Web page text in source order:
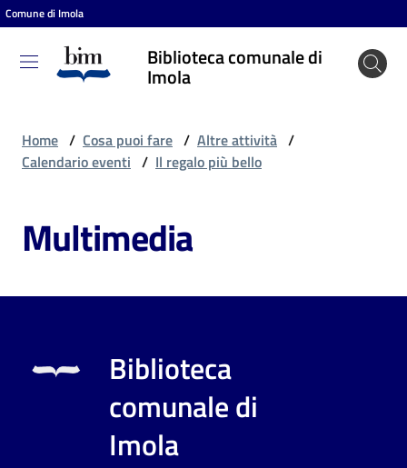
Vai al contenuto
Vai alla navigazione
Vai al footer
Comune di Imola
Biblioteca comunale di
Imola
Biblioteca
comunale
puoi
Home / Cosa puoi fare / Altre attività /
Calendario eventi / Il regalo più bello
Multimedia
Biblioteca
comunale di
Imola